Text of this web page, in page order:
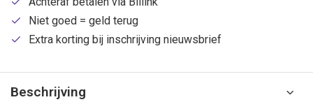
Niet goed = geld terug
Extra korting bij inschrijving nieuwsbrief
Beschrijving